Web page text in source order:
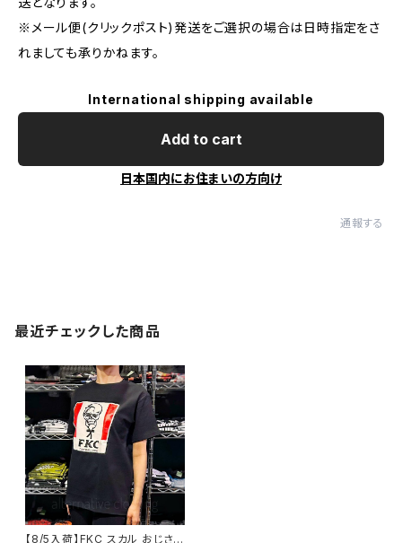
※メール便(クリックポスト)発送をご選択の場合は日時指定をさ
れましても承りかねます。
International shipping available
Add to cart
日本国内にお住まいの方向け
通報する
最近チェックした商品
【8/5入荷】FKC スカル おじさん